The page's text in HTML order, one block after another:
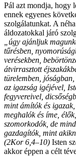
Pál azt mondja, hogy
ennek egyenes
szolgálatunkat. A
áldozatokkal járó
„úgy ajánljuk
tűrésben,
verésekben,
átvirrasztott
türelemben, jóságban,
az igazság igéjével,
fegyvereivel,
mint ámítók és
meghalók és íme,
szomorkodók, de
gazdagítók, mint
(2Kor 6,4–10) Isten
akkor éppen a célt